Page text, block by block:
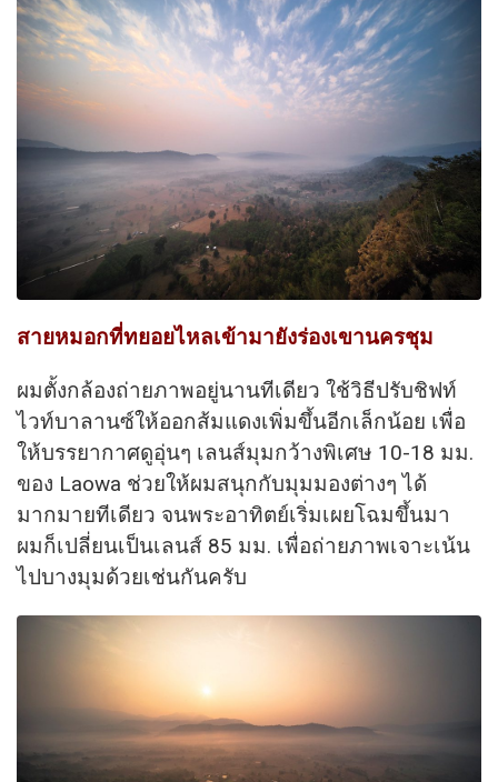
สายหมอกที่ทยอยไหลเข้ามายังร่องเขานครชุม
ผมตั้งกล้องถ่ายภาพอยู่นานทีเดียว ใช้วิธีปรับชิฟท์
ไวท์บาลานซ์ให้ออกส้มแดงเพิ่มขึ้นอีกเล็กน้อย เพื่อ
ให้บรรยากาศดูอุ่นๆ เลนส์มุมกว้างพิเศษ 10-18 มม.
ของ Laowa ช่วยให้ผมสนุกกับมุมมองต่างๆ ได้
มากมายทีเดียว จนพระอาทิตย์เริ่มเผยโฉมขึ้นมา
ผมก็เปลี่ยนเป็นเลนส์ 85 มม. เพื่อถ่ายภาพเจาะเน้น
ไปบางมุมด้วยเช่นกันครับ